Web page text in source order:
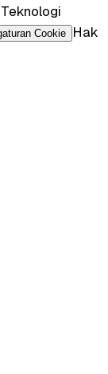
Cookie
Hak